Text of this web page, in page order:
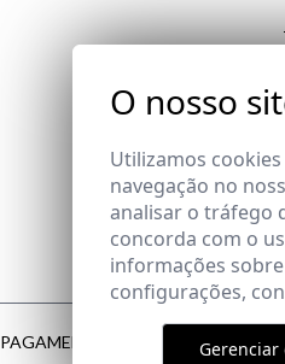
PAGAMENTO SEGURO
O nosso
Utilizamos
navegação no
analisar o tráfego
concorda com o
informações
configurações,
Gerenciar